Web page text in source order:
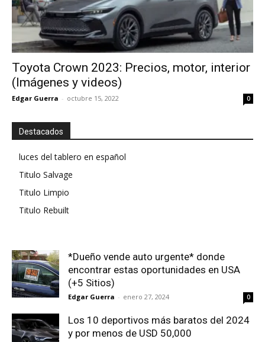
Toyota Crown 2023: Precios, motor, interior
(Imágenes y videos)
Edgar Guerra - octubre 15, 2022 0
Destacados
luces del tablero en español
Titulo Salvage
Titulo Limpio
Titulo Rebuilt
*Dueño vende auto urgente* donde
encontrar estas oportunidades en USA
(+5 Sitios)
Edgar Guerra - enero 27, 2024 0
Los 10 deportivos más baratos del 2024
y por menos de USD 50,000